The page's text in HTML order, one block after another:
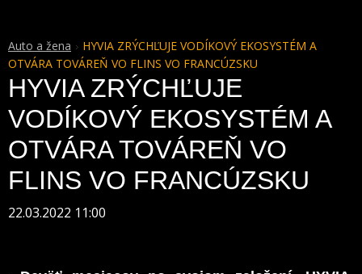
Auto a žena
HYVIA ZRÝCHĽUJE VODÍKOVÝ EKOSYSTÉM A
OTVÁRA TOVÁREŇ VO FLINS VO FRANCÚZSKU
HYVIA ZRÝCHĽUJE
VODÍKOVÝ EKOSYSTÉM A
OTVÁRA TOVÁREŇ VO
FLINS VO FRANCÚZSKU
22.03.2022 11:00